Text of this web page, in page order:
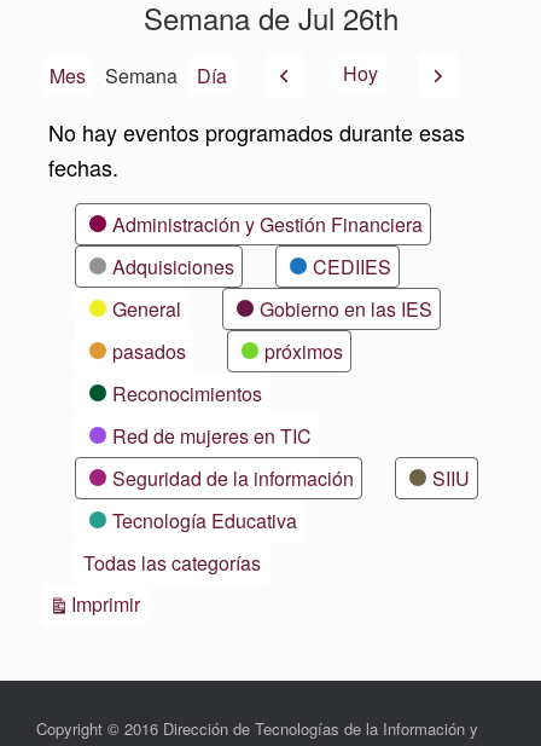
Semana de Jul 26th
Mes Semana Día AnteriorHoy Siguiente
No hay eventos programados durante esas
fechas.
CategoríasAdministración y Gestión Financiera
Adquisiciones
CEDIIES
General
Gobierno en las IES
pasados
próximos
Reconocimientos
Red de mujeres en TIC
Seguridad de la información
SIIU
Tecnología Educativa
Todas las categorías
ImprimirVistas
Copyright © 2016 Dirección de Tecnologías de la Información y